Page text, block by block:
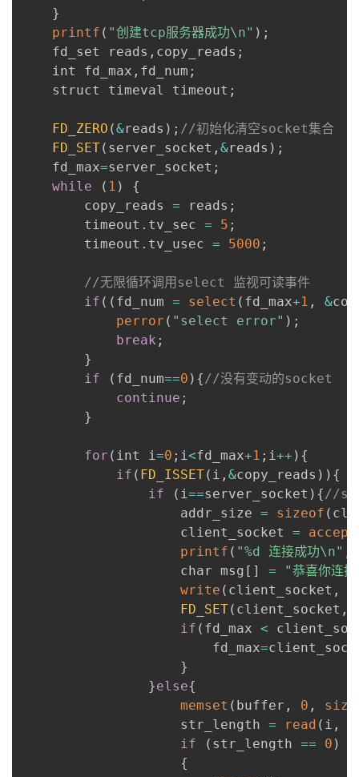
}
printf ( "创建tcp服务器成功\n" ) ;
    fd_set reads
, copy_reads ;
    int fd_max
, fd_num ;
    struct timeval timeout
;
FD_ZERO (&reads ) ; //初始化清空socket集合
FD_SET( server_socket , &reads ) ;
    fd_max
=server_socket ;
while
( 1 )
{
        copy_reads
= reads ;
        timeout
. tv_sec = 5 ;
        timeout
. tv_usec = 5000 ;
//无限循环调用select 监视可读事件
if ( ( fd_num = select ( fd_max+1 , &
perror ( "select error" ) ;
break ;
}
if
( fd_num==0 ) {//没有变动的socket
continue ;
}
for ( int i=0 ; i<fd_max+1 ; i++ ) {
if ( FD_ISSET( i , &copy_reads ) ) {
if
( i==server_socket ) {//
                    addr_size
= sizeof (
                    client_socket
= accept
printf ( "%d 连接成功\n"
                    char msg
[ ] =
"恭喜你连
write ( client_socket ,
FD_SET( client_socket ,
if ( fd_max <
                        fd_max
=
}
}else{
memset ( buffer , 0 ,
                    str_length
= read ( i ,
if
( str_length == 0 )
{